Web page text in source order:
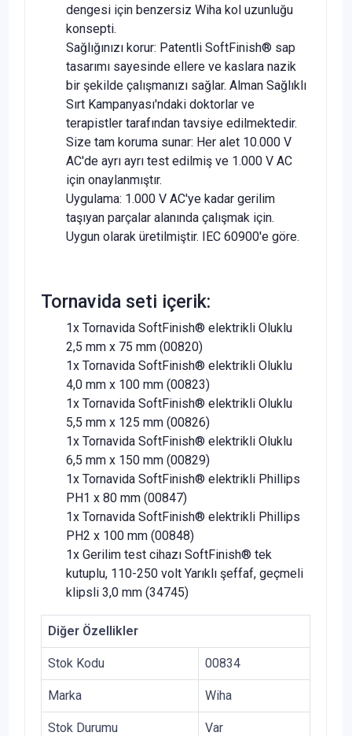
dengesi için benzersiz Wiha kol uzunluğu
konsepti.
Sağlığınızı korur: Patentli SoftFinish® sap
tasarımı sayesinde ellere ve kaslara nazik
bir şekilde çalışmanızı sağlar. Alman Sağlıklı
Sırt Kampanyası'ndaki doktorlar ve
terapistler tarafından tavsiye edilmektedir.
Size tam koruma sunar: Her alet 10.000 V
AC'de ayrı ayrı test edilmiş ve 1.000 V AC
için onaylanmıştır.
Uygulama: 1.000 V AC'ye kadar gerilim
taşıyan parçalar alanında çalışmak için.
Uygun olarak üretilmiştir. IEC 60900'e göre.
Tornavida seti içerik:
1x Tornavida SoftFinish® elektrikli Oluklu
2,5 mm x 75 mm (00820)
1x Tornavida SoftFinish® elektrikli Oluklu
4,0 mm x 100 mm (00823)
1x Tornavida SoftFinish® elektrikli Oluklu
5,5 mm x 125 mm (00826)
1x Tornavida SoftFinish® elektrikli Oluklu
6,5 mm x 150 mm (00829)
1x Tornavida SoftFinish® elektrikli Phillips
PH1 x 80 mm (00847)
1x Tornavida SoftFinish® elektrikli Phillips
PH2 x 100 mm (00848)
1x Gerilim test cihazı SoftFinish® tek
kutuplu, 110-250 volt Yarıklı şeffaf, geçmeli
klipsli 3,0 mm (34745)
Diğer Özellikler
Stok Kodu 00834
Marka Wiha
Stok Durumu Var